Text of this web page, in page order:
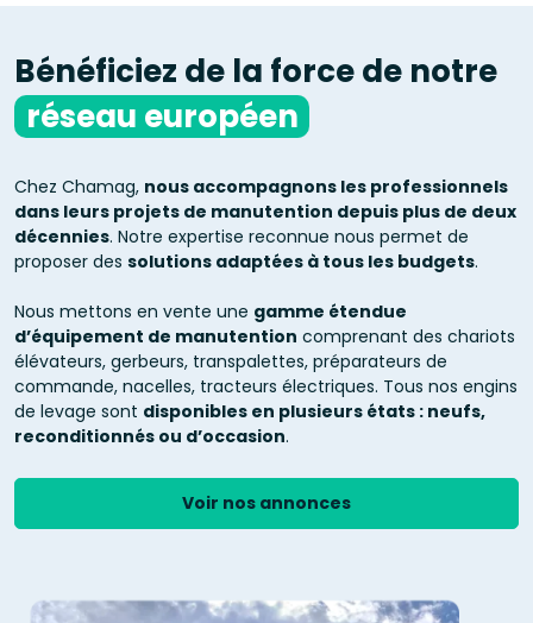
Bénéficiez de la force de notre
réseau européen
Chez Chamag, nous accompagnons les professionnels
dans leurs projets de manutention depuis plus de deux
décennies. Notre expertise reconnue nous permet de
proposer des solutions adaptées à tous les budgets.
Nous mettons en vente une gamme étendue
d’équipement de manutention comprenant des chariots
élévateurs, gerbeurs, transpalettes, préparateurs de
commande, nacelles, tracteurs électriques. Tous nos engins
de levage sont disponibles en plusieurs états : neufs,
reconditionnés ou d’occasion.
Voir nos annonces